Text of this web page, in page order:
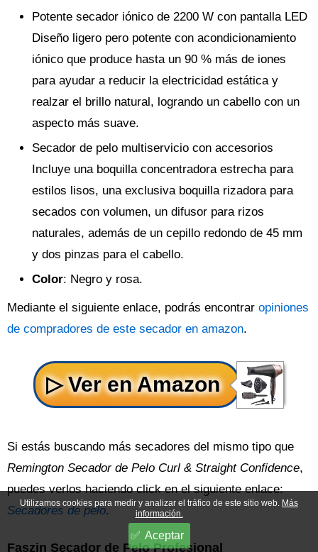
Potente secador iónico de 2200 W con pantalla LED
Diseño ligero pero potente con acondicionamiento
iónico que produce hasta un 90 % más de iones
para ayudar a reducir la electricidad estática y
realzar el brillo natural, logrando un cabello con un
aspecto más suave.
Secador de pelo multiservicio con accesorios
Incluye una boquilla concentradora estrecha para
estilos lisos, una exclusiva boquilla rizadora para
secados con volumen, un difusor para rizos
naturales, además de un cepillo redondo de 45 mm
y dos pinzas para el cabello.
Color: Negro y rosa.
Mediante el siguiente enlace, podrás encontrar opiniones
de compradores de este secador en amazon.
Si estás buscando más secadores del mismo tipo que
Remington Secador de Pelo Curl & Straight Confidence,
puedes verlos haciendo click en el siguiente enlace:
Secadores de pelo.
Faszin Secador de Pelo Profesional
Utilizamos cookies para medir y analizar el tráfico de este sitio web. Más
información.
Aceptar